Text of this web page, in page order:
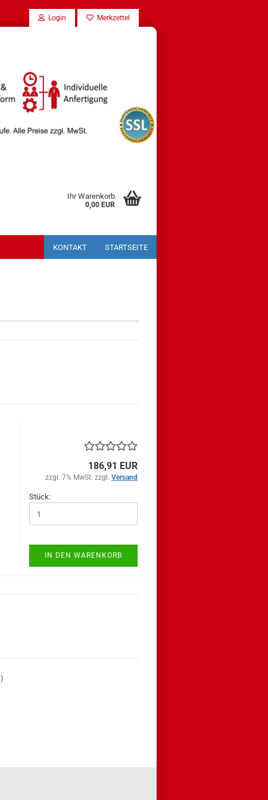
Login Merkzettel
Ihr Warenkorb
0,00 EUR
KONTAKT STARTSEITE
186,91 EUR
zzgl. 7% MwSt. zzgl.Versand
Stück:
IN DEN WARENKORB
)